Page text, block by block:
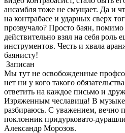
ансамбля тоже не смущает. Да и
на контрабасе и ударных сверх
прозвучало? Просто баян, помимо
действительно взял на себя роль
инструментов. Честь и хвала
баянисту!
Записан
Мы тут не освобожденные
нет ни у кого такого
ответить на каждое письмо и
Изряженным чеславица! В
разбираюсь. С уважением,
поклонник придурковато-
Александр Морозов.